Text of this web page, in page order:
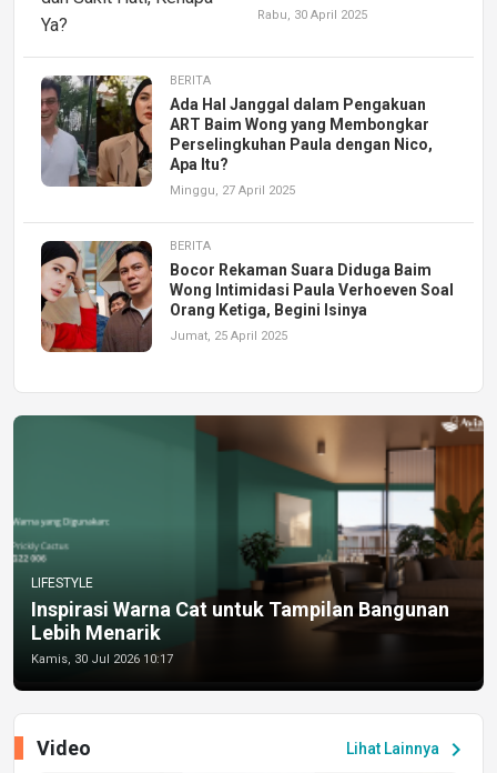
Rabu, 30 April 2025
BERITA
Ada Hal Janggal dalam Pengakuan
ART Baim Wong yang Membongkar
Perselingkuhan Paula dengan Nico,
Apa Itu?
Minggu, 27 April 2025
BERITA
Bocor Rekaman Suara Diduga Baim
Wong Intimidasi Paula Verhoeven Soal
Orang Ketiga, Begini Isinya
Jumat, 25 April 2025
LIFESTYLE
Inspirasi Warna Cat untuk Tampilan Bangunan
Lebih Menarik
Kamis, 30 Jul 2026 10:17
Lihat Lainnya chevron_right
Video